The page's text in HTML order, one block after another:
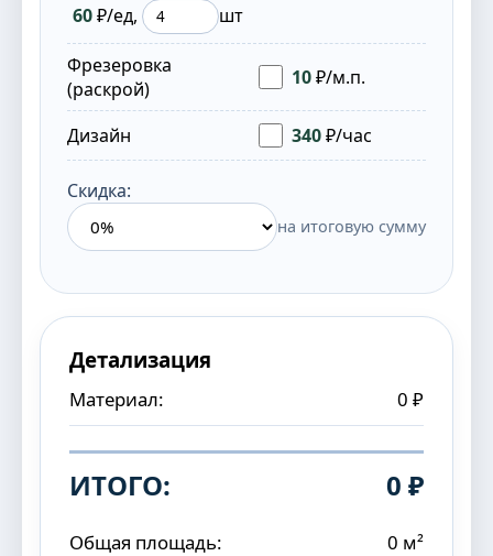
60₽/ед, шт
Фрезеровка
(раскрой)
10₽/м.п.
Дизайн 340₽/час
Скидка:
на итоговую сумму
Детализация
Материал: 0 ₽
ИТОГО: 0 ₽
Общая площадь: 0 м²